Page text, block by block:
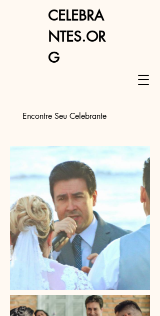
Encontre Seu Celebrante
CELEBRA
NTES.OR
G